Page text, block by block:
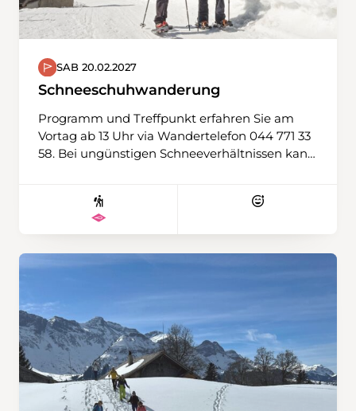
SAB 20.02.2027
Schneeschuhwanderung
Programm und Treffpunkt erfahren Sie am
Vortag ab 13 Uhr via Wandertelefon 044 771 33
58. Bei ungünstigen Schneeverhältnissen kann
Ersatz-T-Shirt, Verpflegung aus dem Rucksack,
Thermosflasche mit warmem Tee wird